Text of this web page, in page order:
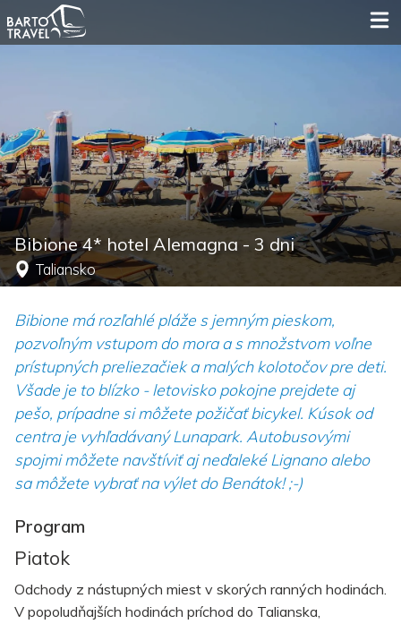
Bibione 4* hotel Alemagna - 3 dni
Taliansko
Bibione má rozľahlé pláže s jemným pieskom,
pozvoľným vstupom do mora a s množstvom voľne
prístupných preliezačiek a malých kolotočov pre deti.
Všade je to blízko - letovisko pokojne prejdete aj
pešo, prípadne si môžete požičať bicykel. Kúsok od
centra je vyhľadávaný Lunapark. Autobusovými
spojmi môžete navštíviť aj neďaleké Lignano alebo
sa môžete vybrať na výlet do Benátok! ;-)
Program
Piatok
Odchody z nástupných miest v skorých ranných hodinách.
V popoludňajších hodinách príchod do Talianska,